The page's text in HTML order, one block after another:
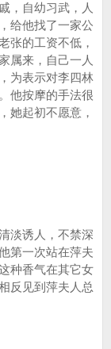
自幼习武，人
给他找了一家公
张的工资不低，
属来，自己一人
为表示对李四林
他按摩的手法很
她起初不愿意，
淡诱人，不禁深
第一次站在萍夫
种香气在其它女
反见到萍夫人总